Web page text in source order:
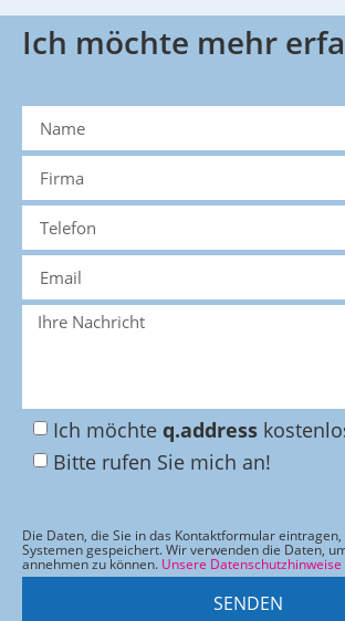
Ich möchte mehr
Ich möchte q.address
Bitte rufen Sie mich an!
Die Daten, die Sie in das Kontaktformular
Systemen gespeichert. Wir verwenden die Daten,
annehmen zu können. Unsere
SENDEN